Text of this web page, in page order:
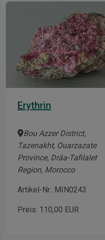
Erythrin
Bou Azzer District,
Tazenakht, Ouarzazate
Province, Drâa-Tafilalet
Region, Morocco
Artikel-Nr.: MIN0243
Preis: 110,00 EUR